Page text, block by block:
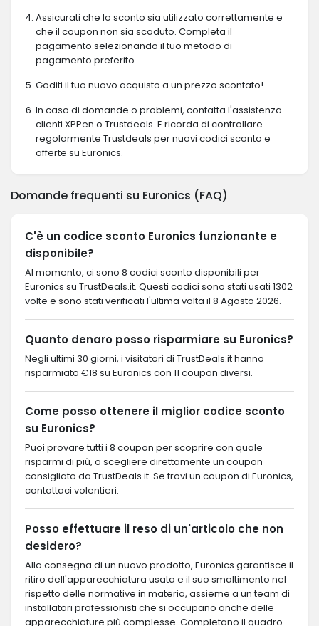
Assicurati che lo sconto sia utilizzato correttamente e
che il coupon non sia scaduto. Completa il
pagamento selezionando il tuo metodo di
pagamento preferito.
Goditi il ​​tuo nuovo acquisto a un prezzo scontato!
In caso di domande o problemi, contatta l'assistenza
clienti XPPen o Trustdeals. E ricorda di controllare
regolarmente Trustdeals per nuovi codici sconto e
offerte su Euronics.
Domande frequenti su Euronics (FAQ)
C'è un codice sconto Euronics funzionante e
disponibile?
Al momento, ci sono 8 codici sconto disponibili per
Euronics su TrustDeals.it. Questi codici sono stati usati 1302
volte e sono stati verificati l'ultima volta il 8 Agosto 2026.
Quanto denaro posso risparmiare su Euronics?
Negli ultimi 30 giorni, i visitatori di TrustDeals.it hanno
risparmiato €18 su Euronics con 11 coupon diversi.
Come posso ottenere il miglior codice sconto
su Euronics?
Puoi provare tutti i 8 coupon per scoprire con quale
risparmi di più, o scegliere direttamente un coupon
consigliato da TrustDeals.it. Se trovi un coupon di Euronics,
contattaci volentieri.
Posso effettuare il reso di un'articolo che non
desidero?
Alla consegna di un nuovo prodotto, Euronics garantisce il
ritiro dell'apparecchiatura usata e il suo smaltimento nel
rispetto delle normative in materia, assieme a un team di
installatori professionisti che si occupano anche delle
apparecchiature più complesse. Completano il quadro